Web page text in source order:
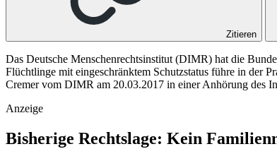
Zitieren
Das Deutsche Menschenrechtsinstitut (DIMR) hat die
Flüchtlinge mit eingeschränktem Schutzstatus führe in der
Cremer vom DIMR am 20.03.2017 in einer Anhörung des
Anzeige
Bisherige Rechtslage: Kein